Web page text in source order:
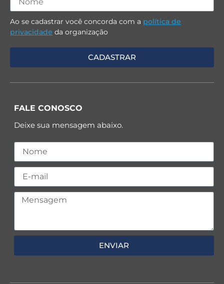
Ao se cadastrar você concorda com a política de
privacidade da organização
FALE CONOSCO
Deixe sua mensagem abaixo.
ENVIAR